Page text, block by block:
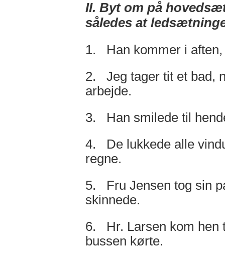
II. Byt om på
således at
1. Han kommer i aften,
2. Jeg tager tit et bad,
arbejde.
3. Han smilede til
4. De lukkede alle
regne.
5. Fru Jensen tog sin
skinnede.
6. Hr. Larsen kom hen
bussen kørte.